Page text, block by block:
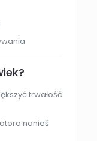
trwałość
nanieś